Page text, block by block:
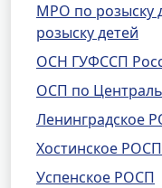
МРО по розыску
розыску детей
ОСН ГУФССП
ОСП по
Ленинградское
Хостинское
Успенское РОСП